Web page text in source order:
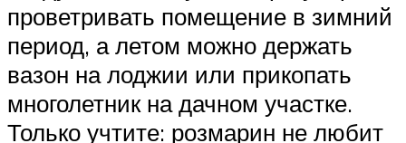
проветривать помещение в зимний
период, а летом можно держать
вазон на лоджии или прикопать
многолетник на дачном участке.
Только учтите: розмарин не любит